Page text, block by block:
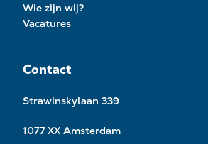
Wie zijn wij?
Vacatures
Contact
Strawinskylaan 339
1077 XX Amsterdam